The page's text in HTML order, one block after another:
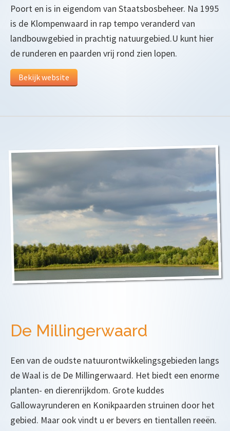
Poort en is in eigendom van Staatsbosbeheer. Na 1995
is de Klompenwaard in rap tempo veranderd van
landbouwgebied in prachtig natuurgebied.U kunt hier
de runderen en paarden vrij rond zien lopen.
Bekijk website
De Millingerwaard
Een van de oudste natuurontwikkelingsgebieden langs
de Waal is de De Millingerwaard. Het biedt een enorme
planten- en dierenrijkdom. Grote kuddes
Gallowayrunderen en Konikpaarden struinen door het
gebied. Maar ook vindt u er bevers en tientallen reeën.